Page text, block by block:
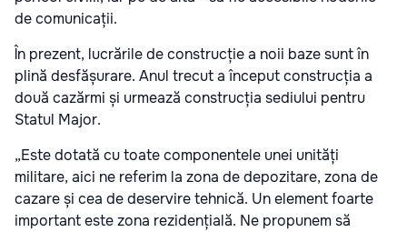
de comunicații.
În prezent, lucrările de construcție a noii baze sunt în
plină desfășurare. Anul trecut a început construcția a
două cazărmi și urmează construcția sediului pentru
Statul Major.
„Este dotată cu toate componentele unei unități
militare, aici ne referim la zona de depozitare, zona de
cazare și cea de deservire tehnică. Un element foarte
important este zona rezidențială. Ne propunem să